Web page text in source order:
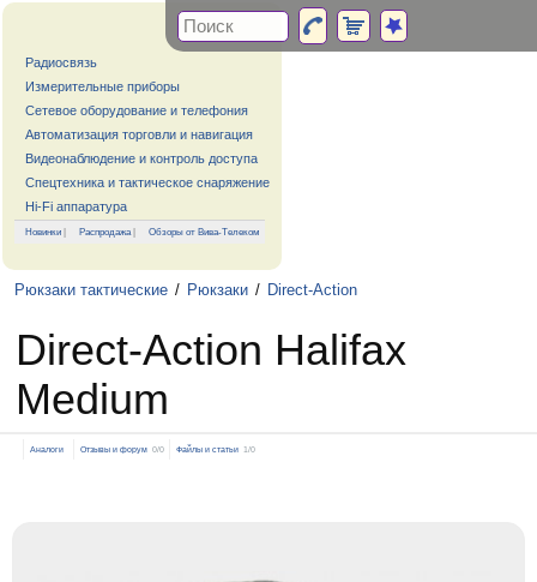
Радиосвязь
Измерительные приборы
Сетевое оборудование и телефония
Автоматизация торговли и навигация
Видеонаблюдение и контроль доступа
Спецтехника и тактическое снаряжение
Hi-Fi аппаратура
Новинки | Распродажа| Обзоры от Вива-Телеком
Рюкзаки тактические / Рюкзаки / Direct-Action
Direct-Action Halifax
Medium
Аналоги Отзывы и форум 0/0 Файлы и статьи 1/0